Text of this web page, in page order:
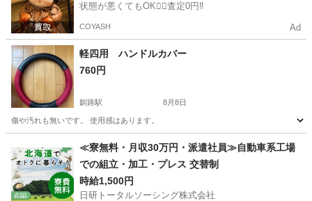
状態が悪くてもOK🙆‍♀️査定0円‼️
COYASH Ad
軽四用 ハンドルカバー
760円
釧路駅 8月8日
傷や汚れも無いです。 使用感はあります。
釧路駅 その他
≪寮無料・月収30万円・派遣社員≫自動車系工場
での組立・加工・プレス 交替制
時給1,500円
日研トータルソーシング株式会社